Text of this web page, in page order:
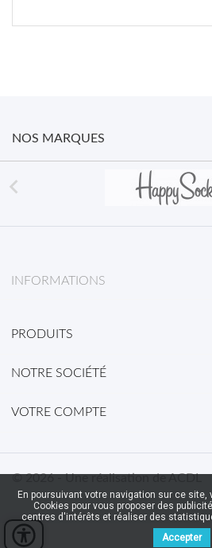
NOS MARQUES

INFORMATIONS
PRODUITS
NOTRE SOCIÉTÉ
VOTRE COMPTE
© 2026 - Une réalisation de ACDL
En poursuivant votre navigation sur ce
Cookies pour vous proposer des
centres d'intérêts et réaliser des
Accepter